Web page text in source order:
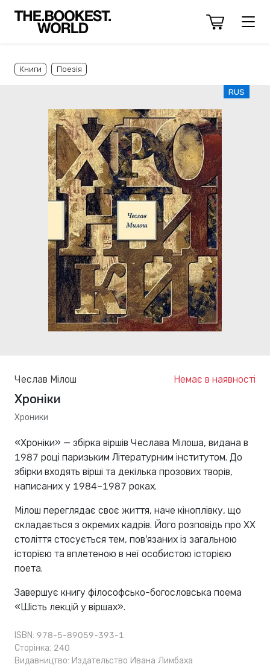
Книги Поезія
RUS
Чеслав Мілош Немає в наявності
Хроніки
Хроники
«Хроніки» — збірка віршів Чеслава Мілоша, видана в
1987 році паризьким Літературним інститутом. До
збірки входять вірші та декілька прозових творів,
написаних у 1984–1987 роках.
Мілош переглядає своє життя, наче кіноплівку, що
складається з окремих кадрів. Його розповідь про ХХ
століття стосується тем, пов'язаних із загальною
історією та вплетеною в неї особистою історією
поета.
Завершує книгу філософсько-богословська поема
«Шість лекцій у віршах».
ISBN: 978-5-89059-393-1
Сторінка: 240
Видавництво: Издательство Ивана Лимбаха